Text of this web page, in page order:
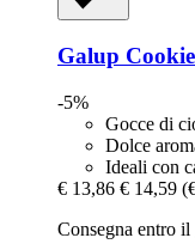
Galup
-5%
Gocce di
Dolce
Ideali con
€ 13,86 € 14,59
Consegna entro